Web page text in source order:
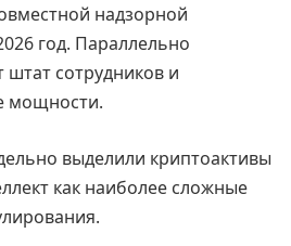
надзорной
год. Параллельно
сотрудников и
мощности.
выделили криптоактивы
как наиболее сложные